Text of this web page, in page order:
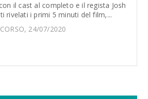
il cast al completo e il regista Josh
rivelati i primi 5 minuti del film,...
24/07/2020